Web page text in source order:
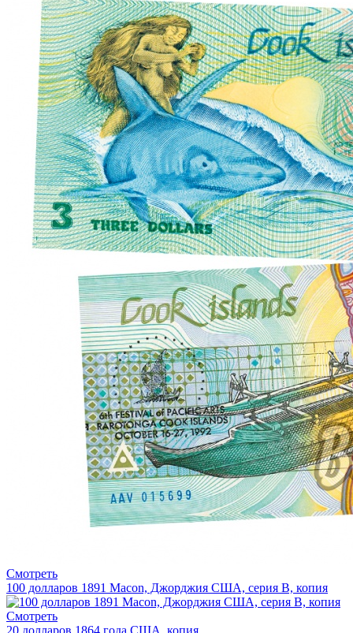
Смотреть
100 долларов 1891 Macon, Джорджия США, серия В, копия
Смотреть
20 долларов 1864 года США, копия